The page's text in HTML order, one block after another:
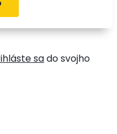
sado svojho